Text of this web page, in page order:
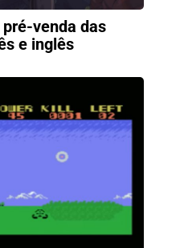
venda das
e inglês